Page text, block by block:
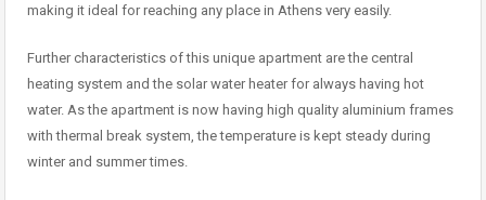
making it ideal for reaching any place in Athens very easily.
Further characteristics of this unique apartment are the central
heating system and the solar water heater for always having hot
water. As the apartment is now having high quality aluminium frames
with thermal break system, the temperature is kept steady during
winter and summer times.